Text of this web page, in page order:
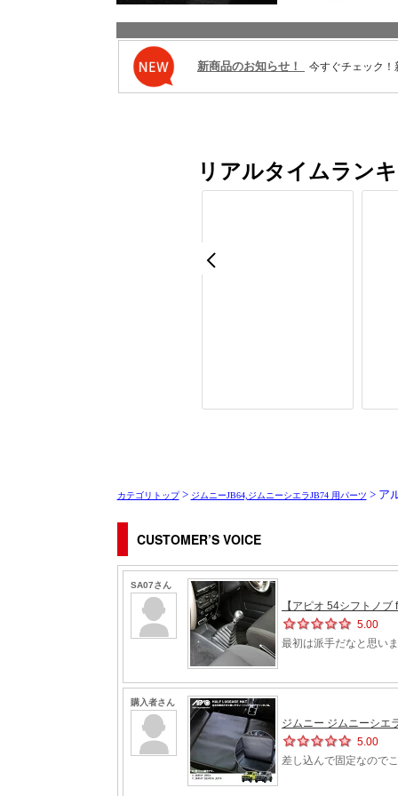
カテゴリトップ> ジムニーJB64,ジムニーシエラJB74 用パーツ > ア
CUSTOMER’S VOICE